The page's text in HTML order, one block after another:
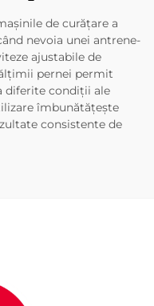
de curățare a
nevoia unei antrene-
ajustabile de
pernei permit
diferite condiții ale
îmbunătățește
consistente de